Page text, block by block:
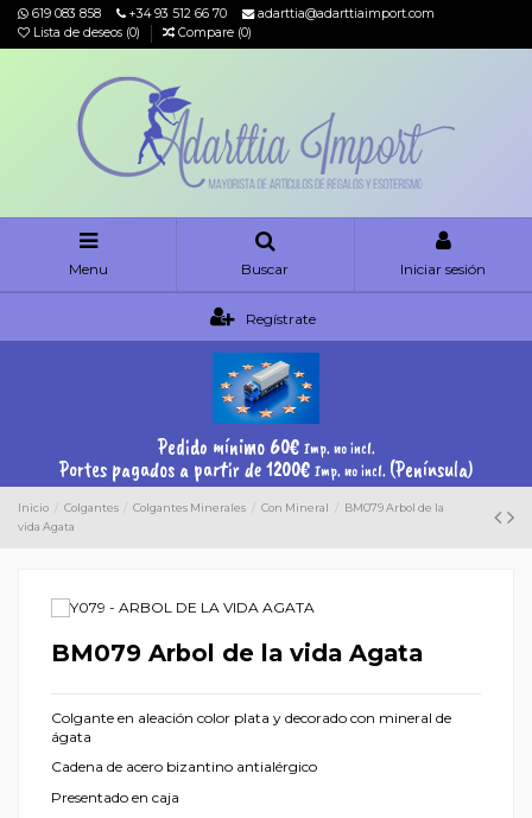
619 083 858 +34 93 512 66 70
adarttia@adarttiaimport.com
Lista de deseos (0) Compare (0)
Menu Buscar Iniciar sesión
Regístrate
Pedido mínimo 60€ Imp. no incl.
Portes pagados a partir de 1200€ Imp. no incl. (Península)
Inicio Colgantes Colgantes Minerales Con Mineral
BM079 Arbol de la
vida Agata
BM079 Arbol de la vida Agata
Colgante en aleación color plata y decorado con mineral de
ágata
Cadena de acero bizantino antialérgico
Presentado en caja